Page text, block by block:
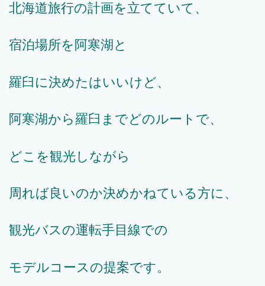
北海道旅行の計画を立てていて、
宿泊場所を阿寒湖と
羅臼に決めたはいいけど、
阿寒湖から羅臼までどのルートで、
どこを観光しながら
周れば良いのか決めかねている方に、
観光バスの運転手目線での
モデルコースの提案です。